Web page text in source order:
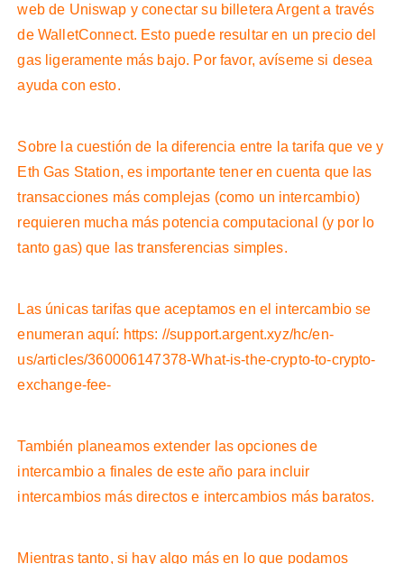
web de Uniswap y conectar su billetera Argent a través
de WalletConnect. Esto puede resultar en un precio del
gas ligeramente más bajo. Por favor, avíseme si desea
ayuda con esto.
Sobre la cuestión de la diferencia entre la tarifa que ve y
Eth Gas Station, es importante tener en cuenta que las
transacciones más complejas (como un intercambio)
requieren mucha más potencia computacional (y por lo
tanto gas) que las transferencias simples.
Las únicas tarifas que aceptamos en el intercambio se
enumeran aquí: https: //support.argent.xyz/hc/en-
us/articles/360006147378-What-is-the-crypto-to-crypto-
exchange-fee-
También planeamos extender las opciones de
intercambio a finales de este año para incluir
intercambios más directos e intercambios más baratos.
Mientras tanto, si hay algo más en lo que podamos